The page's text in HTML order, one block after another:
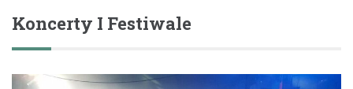
Koncerty I Festiwale